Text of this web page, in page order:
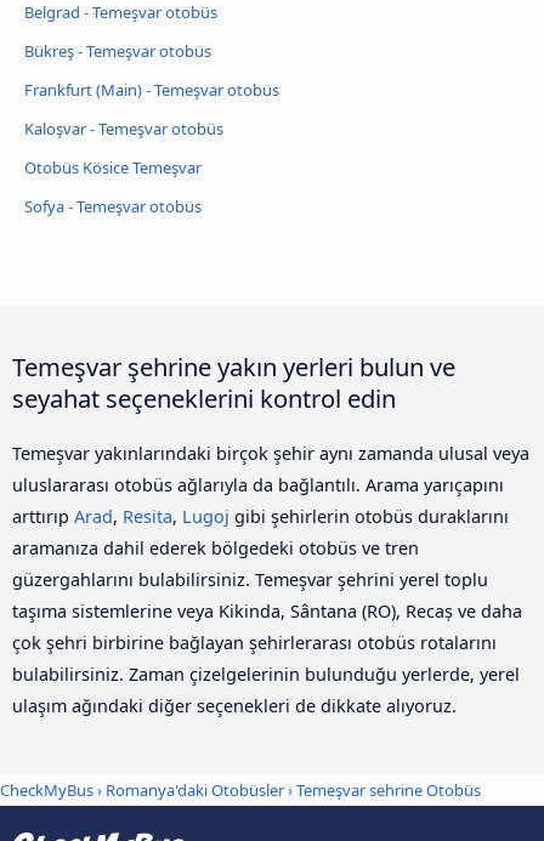
Belgrad - Temeşvar otobüs
Bükreş - Temeşvar otobüs
Frankfurt (Main) - Temeşvar otobüs
Kaloşvar - Temeşvar otobüs
Otobüs Kösice Temeşvar
Sofya - Temeşvar otobüs
Temeşvar şehrine yakın yerleri bulun ve
seyahat seçeneklerini kontrol edin
Temeşvar yakınlarındaki birçok şehir aynı zamanda ulusal veya
uluslararası otobüs ağlarıyla da bağlantılı. Arama yarıçapını
arttırıp Arad, Resita, Lugoj gibi şehirlerin otobüs duraklarını
aramanıza dahil ederek bölgedeki otobüs ve tren
güzergahlarını bulabilirsiniz. Temeşvar şehrini yerel toplu
taşıma sistemlerine veya Kikinda, Sântana (RO), Recaș ve daha
çok şehri birbirine bağlayan şehirlerarası otobüs rotalarını
bulabilirsiniz. Zaman çizelgelerinin bulunduğu yerlerde, yerel
ulaşım ağındaki diğer seçenekleri de dikkate alıyoruz.
CheckMyBus› Romanya'daki Otobüsler› Temeşvar sehrine Otobüs